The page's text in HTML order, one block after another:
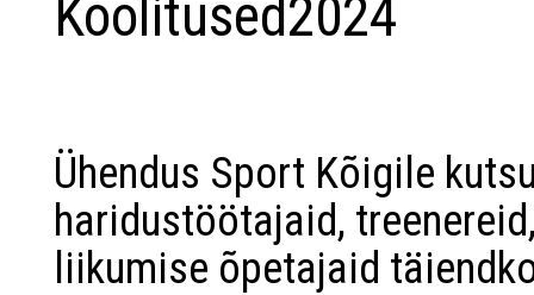
Koolitused2024
Ühendus Sport Kõigile
haridustöötajaid,
liikumise õpetajaid